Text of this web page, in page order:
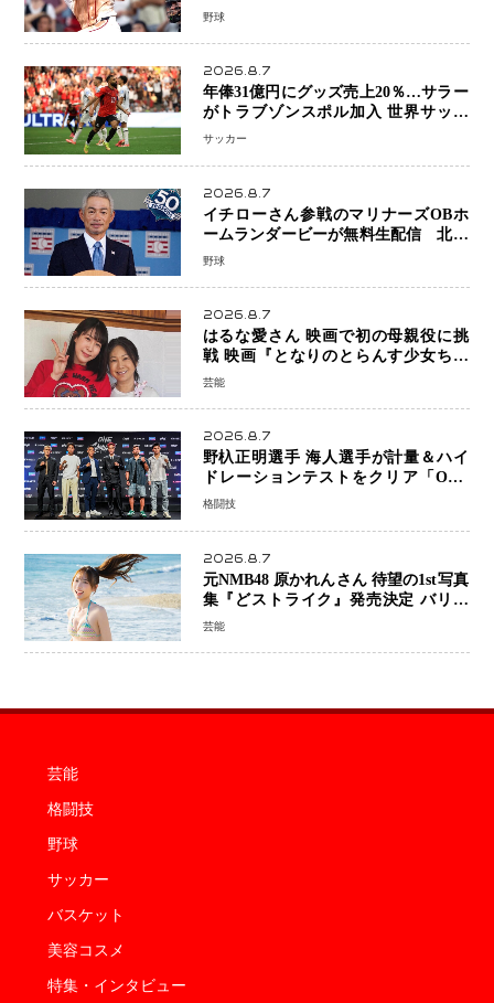
ち 吉田正尚選手も2安打1打点で貢献 4
野球
2026.8.7
年俸31億円にグッズ売上20％…サラー
がトラブゾンスポル加入 世界サッカ
ーは「五大リーグ一強」から新時代へ
サッカー
2026.8.7
イチローさん参戦のマリナーズOBホ
ームランダービーが無料生配信 北米
ならではの“魅せる興行”に世界が注目
野球
2026.8.7
はるな愛さん 映画で初の母親役に挑
戦 映画『となりのとらんす少女ちゃ
ん』11月7日公開 未来の自分との対話
芸能
2026.8.7
野杁正明選手 海人選手が計量＆ハイ
ドレーションテストをクリア「ONE
SAMURAI 2」決戦へ万全の準備整う
格闘技
2026.8.7
元NMB48 原かれんさん 待望の1st写真
集『どストライク』発売決定 バリで
魅せる25歳の新境地
芸能
芸能
格闘技
野球
サッカー
バスケット
美容コスメ
特集・インタビュー